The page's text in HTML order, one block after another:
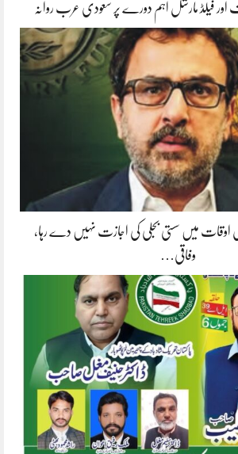
اور فیلڈ مارشل اہم دورے پر سعودی عرب روانہ
میں سستی بجلی کی اجازت نہیں دے رہا،
وفاقی…